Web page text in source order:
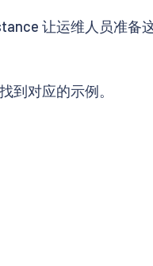
让运维人员准备
找到对应的示例。